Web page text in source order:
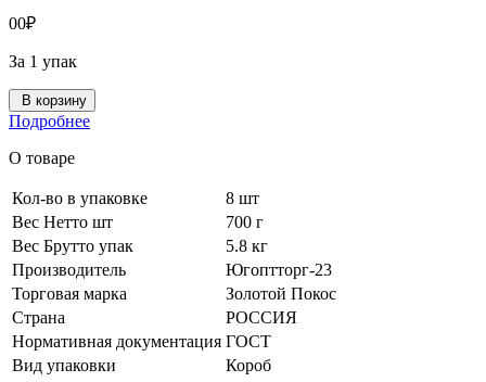
00₽
За 1 упак
В корзину
Подробнее
О товаре
Кол-во в упаковке
8 шт
Вес Нетто шт
700 г
Вес Брутто упак
5.8 кг
Производитель
Югоптторг-23
Торговая марка
Золотой Покос
Страна
РОССИЯ
Нормативная документация ГОСТ
Вид упаковки
Короб